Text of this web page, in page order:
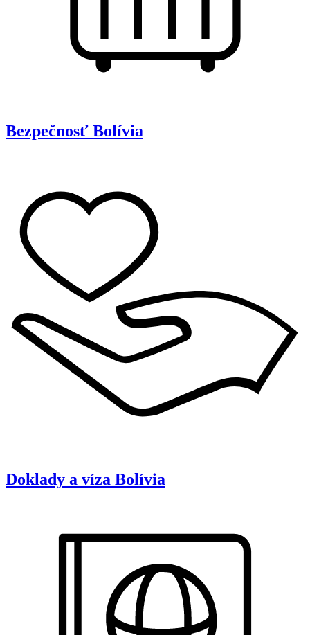
Bezpečnosť Bolívia
Doklady a víza Bolívia